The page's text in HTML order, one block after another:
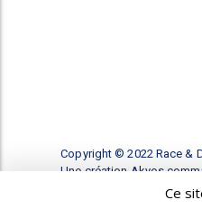
Copyright © 2022 Race &
Une création Akyos
Ce